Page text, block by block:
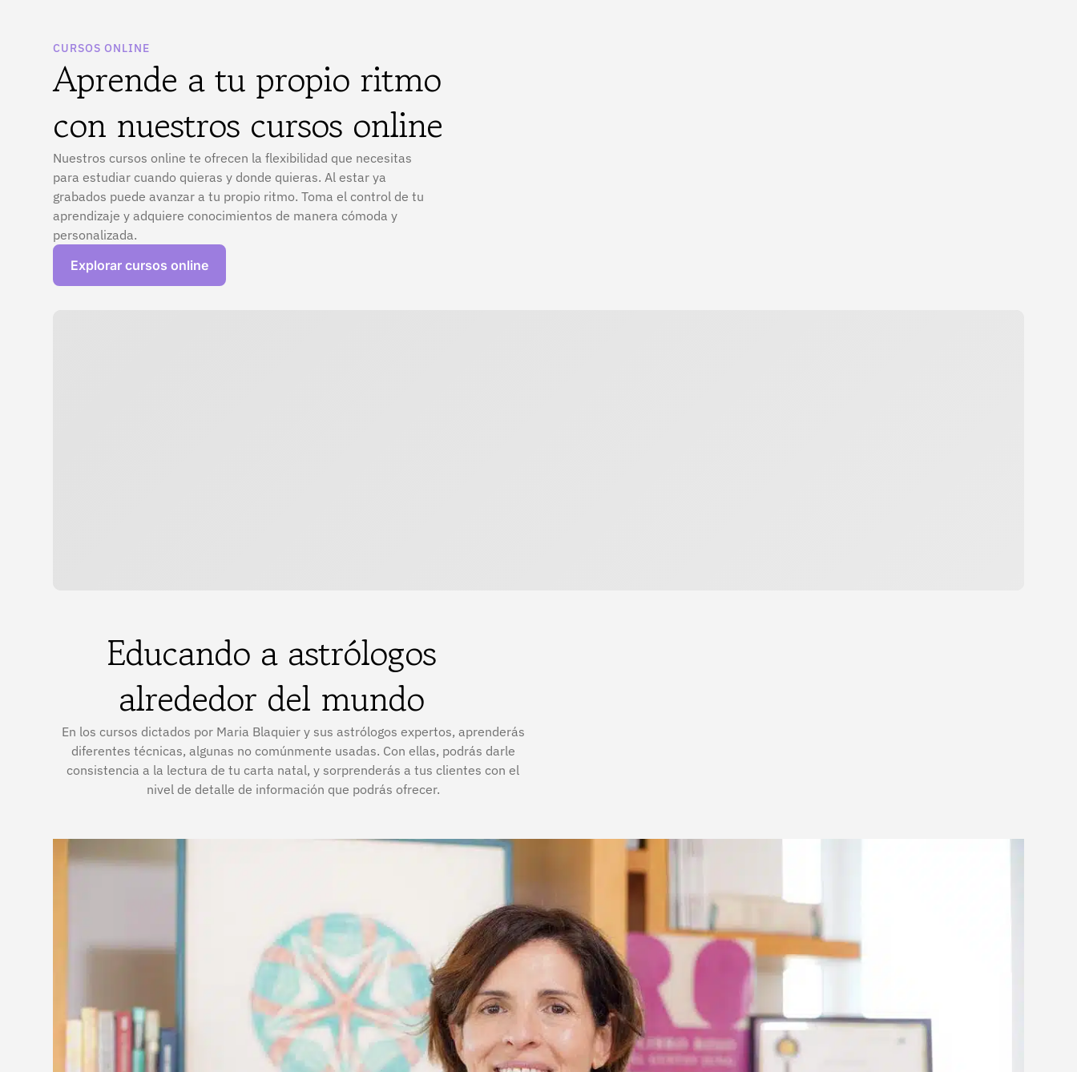
CURSOS ONLINE
Aprende a tu propio ritmo
con nuestros cursos online
Nuestros cursos online te ofrecen la flexibilidad que necesitas
para estudiar cuando quieras y donde quieras. Al estar ya
grabados puede avanzar a tu propio ritmo. Toma el control de tu
aprendizaje y adquiere conocimientos de manera cómoda y
personalizada.
Explorar cursos online
Educando a astrólogos
alrededor del mundo
En los cursos dictados por Maria Blaquier y sus astrólogos expertos, aprenderás
diferentes técnicas, algunas no comúnmente usadas. Con ellas, podrás darle
consistencia a la lectura de tu carta natal, y sorprenderás a tus clientes con el
nivel de detalle de información que podrás ofrecer.